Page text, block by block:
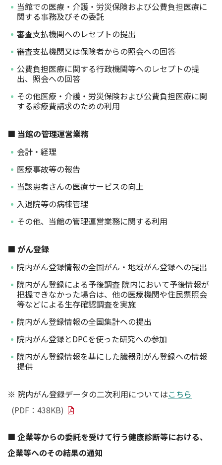
当館での医療・介護・労災保険および公費負担医療に
関する事務及びその委託
審査支払機関へのレセプトの提出
審査支払機関又は保険者からの照会への回答
公費負担医療に関する行政機関等へのレセプトの提
出、照会への回答
その他医療・介護・労災保険および公費負担医療に関
する診療費請求のための利用
■ 当館の管理運営業務
会計・経理
医療事故等の報告
当該患者さんの医療サービスの向上
入退院等の病棟管理
その他、当館の管理運営業務に関する利用
■ がん登録
院内がん登録情報の全国がん・地域がん登録への提出
院内がん登録による予後調査 院内において予後情報が
把握できなかった場合は、他の医療機関や住民票照会
等などによる生存確認調査を実施
院内がん登録情報の全国集計への提出
院内がん登録とDPCを使った研究への参加
院内がん登録情報を基にした臓器別がん登録への情報
提供
※ 院内がん登録データの二次利用についてはこちら
(PDF：438KB)
■ 企業等からの委託を受けて行う健康診断等における、
企業等へのその結果の通知